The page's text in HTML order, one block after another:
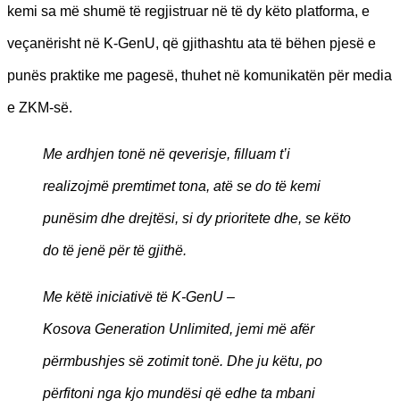
kemi sa më shumë të regjistruar në të dy këto platforma, e
veçanërisht në K-GenU, që gjithashtu ata të bëhen pjesë e
punës praktike me pagesë, thuhet në komunikatën për media
e ZKM-së.
Me ardhjen tonë në qeverisje, filluam t’i
realizojmë premtimet tona, atë se do të kemi
punësim dhe drejtësi, si dy prioritete dhe, se këto
do të jenë për të gjithë.
Me këtë iniciativë të K-GenU –
Kosova Generation Unlimited, jemi më afër
përmbushjes së zotimit tonë. Dhe ju këtu, po
përfitoni nga kjo mundësi që edhe ta mbani